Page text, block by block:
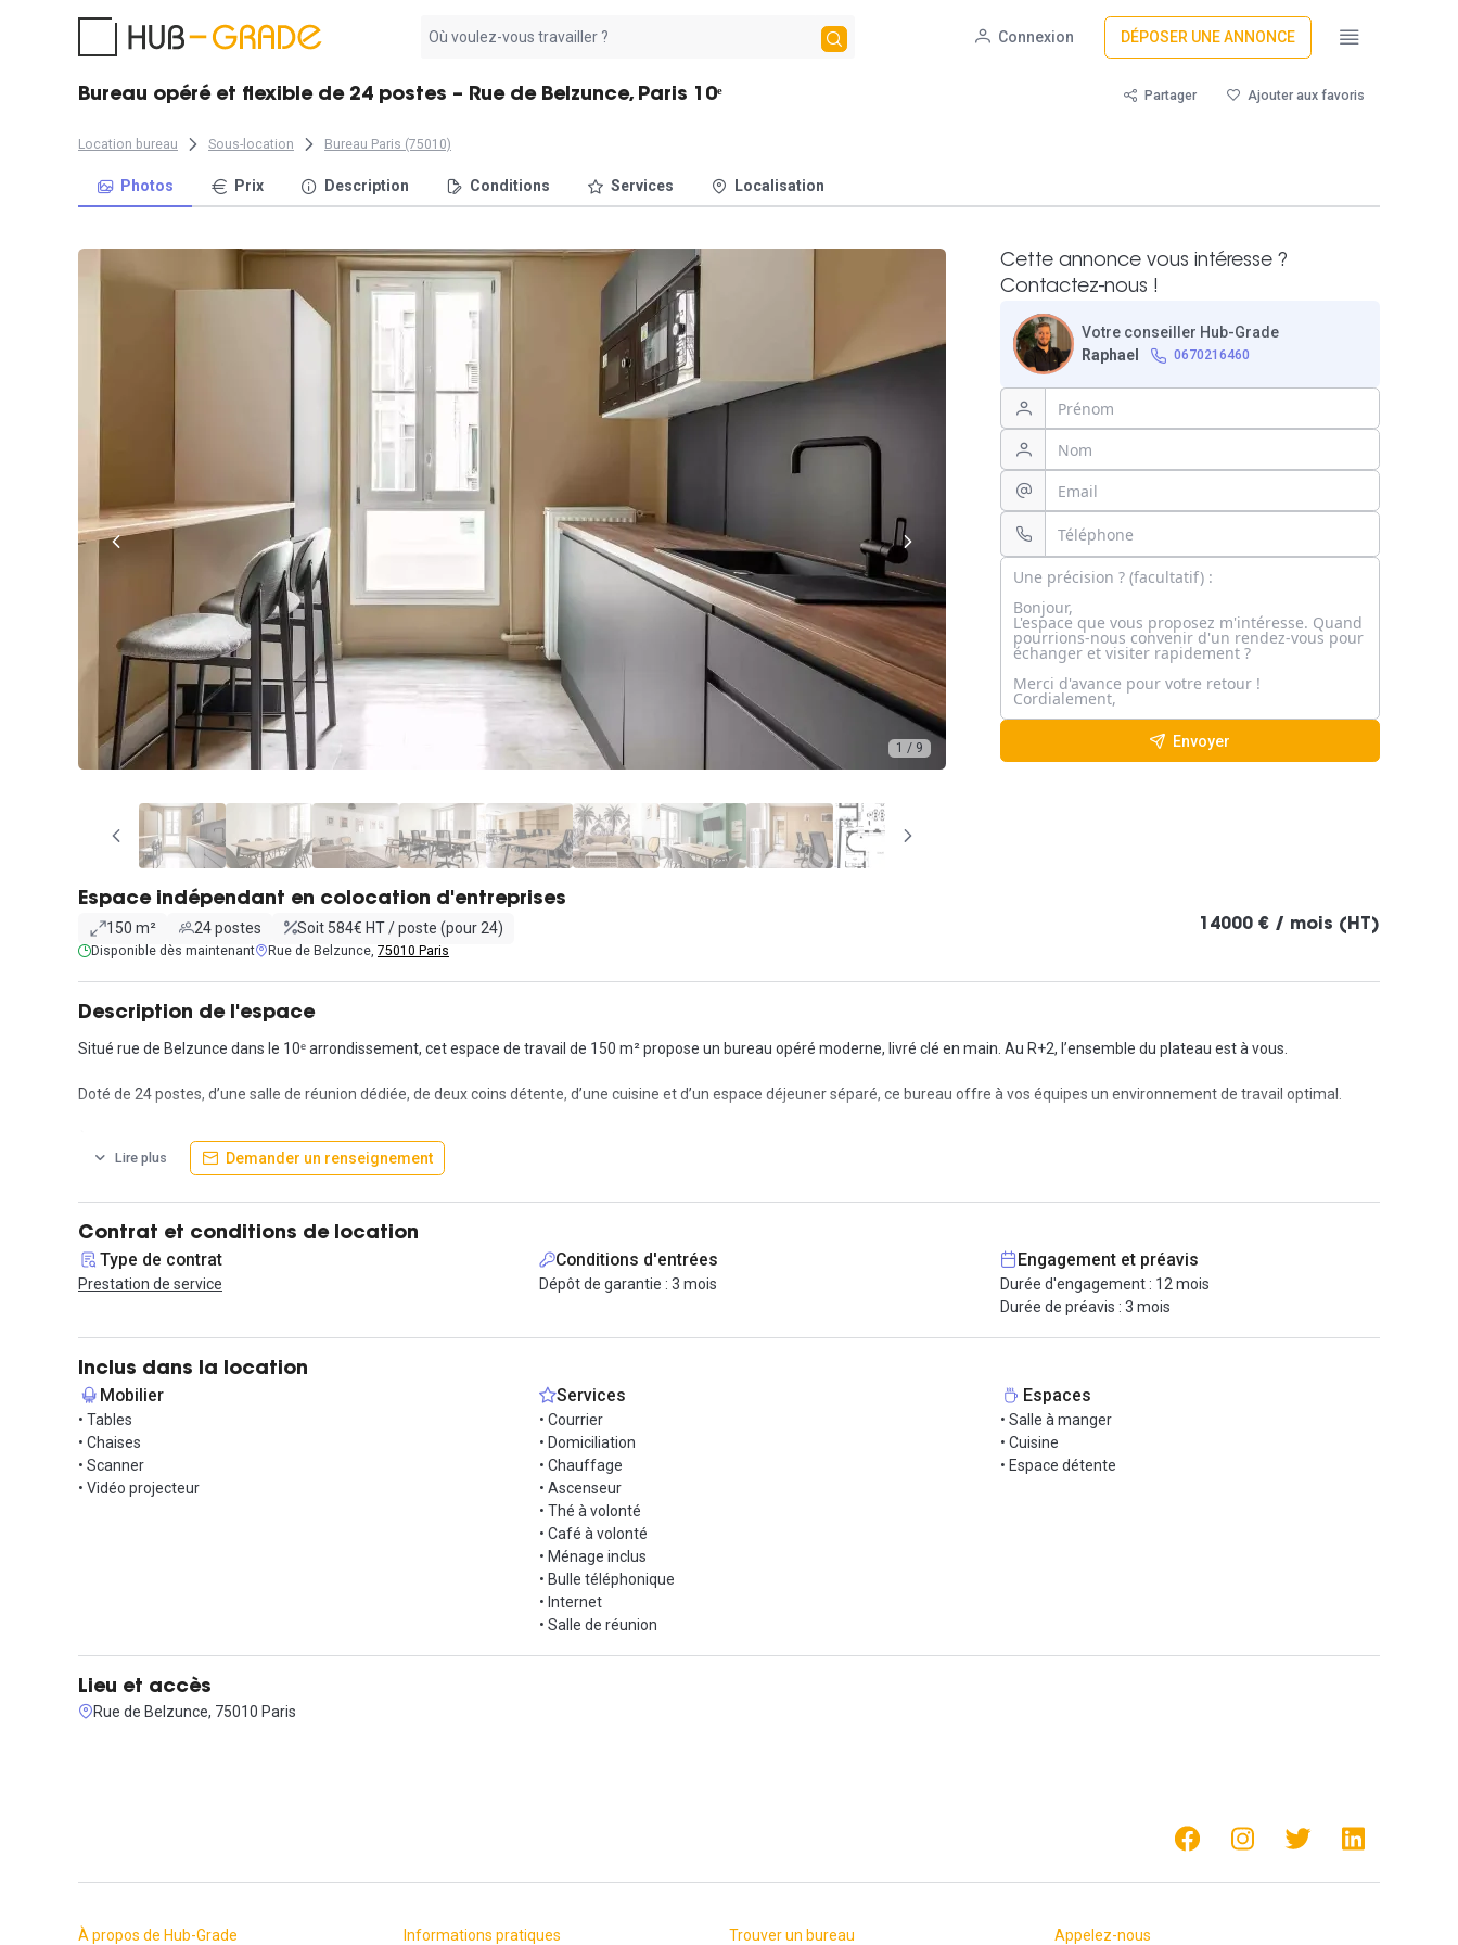
résultat
Connexion DÉPOSER UNE ANNONCE
Bureau opéré et flexible de 24 postes – Rue de Belzunce, Paris 10ᵉ Partager Ajouter aux favoris
Location bureau Sous-location Bureau Paris (75010)
Photos Prix Description Conditions Services Localisation
1 / 9
Cette annonce vous intéresse ?
Contactez-nous !
Votre conseiller Hub-Grade
Raphael
0670216460
Envoyer
Espace indépendant en colocation d'entreprises
150 m² 24 postes Soit 584€ HT / poste (pour 24)
Disponible dès maintenant Rue de Belzunce, 75010 Paris
14000 € / mois (HT)
Description de l'espace
Situé rue de Belzunce dans le 10ᵉ arrondissement, cet espace de travail de 150 m² propose un bureau opéré moderne, livré clé en main. Au R+2, l’ensemble du plateau est à vous.
Doté de 24 postes, d’une salle de réunion dédiée, de deux coins détente, d’une cuisine et d’un espace déjeuner séparé, ce bureau offre à vos équipes un environnement de travail optimal.
À 3 minutes des gares du Nord et de l’Est. Métro ligne 7 (Poissonnière), ligne 4 (gare de l'Est), ligne 5 (gare du Nord).
Vie de quartier animée, ambiance vivante, commerces ouverts tard, cafés de quartier, bars à vin. Un écosystème professionnel dense, une vraie adresse parisienne.
Flexibilité, confidentialité, localisation : tout y est. Le plus ? prestation de services tout inclus : votre DAF sera ravi.
Contactez-nous pour une visite !
Lire plus Demander un renseignement
Contrat et conditions de location
Type de contrat
Prestation de service
Conditions d'entrées
Dépôt de garantie : 3 mois
Engagement et préavis
Durée d'engagement : 12 mois
Durée de préavis : 3 mois
Inclus dans la location
Mobilier
• Tables
• Chaises
• Scanner
• Vidéo projecteur
Services
• Courrier
• Domiciliation
• Chauffage
• Ascenseur
• Thé à volonté
• Café à volonté
• Ménage inclus
• Bulle téléphonique
• Internet
• Salle de réunion
Espaces
• Salle à manger
• Cuisine
• Espace détente
Lieu et accès
Rue de Belzunce, 75010 Paris
À propos de Hub-Grade Informations pratiques Trouver un bureau Appelez-nous